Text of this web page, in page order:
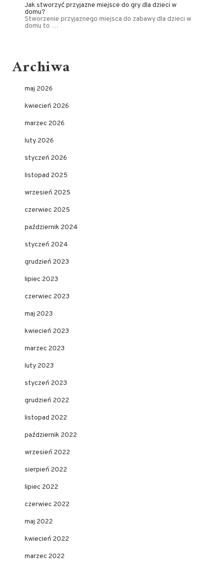
Jak stworzyć przyjazne miejsce do gry dla dzieci w
domu?
Stworzenie przyjaznego miejsca do zabawy dla dzieci w
domu to …
Archiwa
maj 2026
kwiecień 2026
marzec 2026
luty 2026
styczeń 2026
listopad 2025
wrzesień 2025
czerwiec 2025
październik 2024
styczeń 2024
grudzień 2023
lipiec 2023
czerwiec 2023
maj 2023
kwiecień 2023
marzec 2023
luty 2023
styczeń 2023
grudzień 2022
listopad 2022
październik 2022
wrzesień 2022
sierpień 2022
lipiec 2022
czerwiec 2022
maj 2022
kwiecień 2022
marzec 2022